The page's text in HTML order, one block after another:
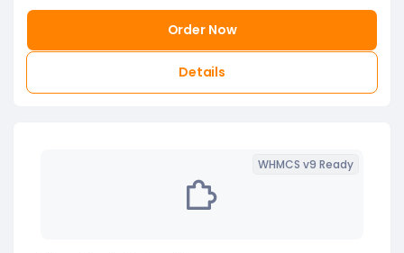
Order Now
Details
WHMCS v9 Ready